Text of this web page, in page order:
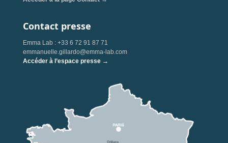
Contact presse
Emma Lab : +33 6 72 91 87 71
emmanuelle.gillardo@emma-lab.com
Accéder à l’espace presse →